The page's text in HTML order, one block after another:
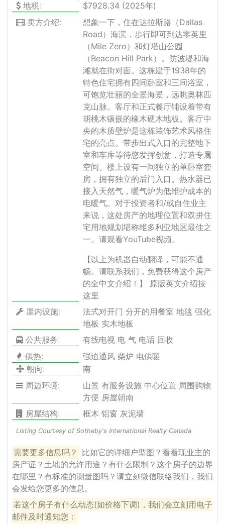
地税:
$7928.34 (2025年)
卖方介绍:
想象一下，住在达拉斯路（Dallas
Road）海滨，步行即可到达零英里
（Mile Zero）和灯塔山公园
（Beacon Hill Park）。防波堤和海
滩就在街对面。这栋建于1938年的
特色住宅拥有四间卧室和三间浴室，
可饱览壮丽的全景海景，远眺奥林匹
克山脉。客厅和正式餐厅铺设着带有
胡桃木镶嵌的橡木硬木地板。客厅中
央的木质壁炉是这栋装饰艺术风格住
宅的亮点。带步出式入口的完整地下
室和车库等待您发挥创意，打造专属
空间。楼上设有一间独立的单卧室套
房，拥有独立的后门入口。热水器已
接入天然气，暖气炉为低维护成本的
电暖气。对于投资者和/或自住业主
来说，这处房产的地理位置和双拼住
宅用地规划堪称维多利亚地区最佳之
一。请观看YouTube视频。
【以上为机器自动翻译，可能不通
畅。请联系我们，免费获得这个房产
的全中文介绍！】 原版英文介绍按
这里
屋内设施:
法式对开门 分开的用餐室 地毯 强化
地板 实木地板
公共服务:
有线电视 电 气 电话 回收
供热:
强迫通风 柴炉 电供暖
朝向:
南
周边环境:
山景 有服务设施 中心位置 周围购物
方便 房屋朝南
房屋结构:
框木 铝窗 灰泥墙
Listing Courtesy of Sotheby's International Realty Canada
需要更多信息吗？
比如它的详细户型图？看看现业主的
房产证？土地的允许用途？有什么限制？这个房子的边界
在哪里？有标准的测量图吗？请立刻微信联络我们，我们
会发给您更多的信息。
若这个房子有什么动态(如价格下调)，我们会立刻用电子
邮件及时通知您：